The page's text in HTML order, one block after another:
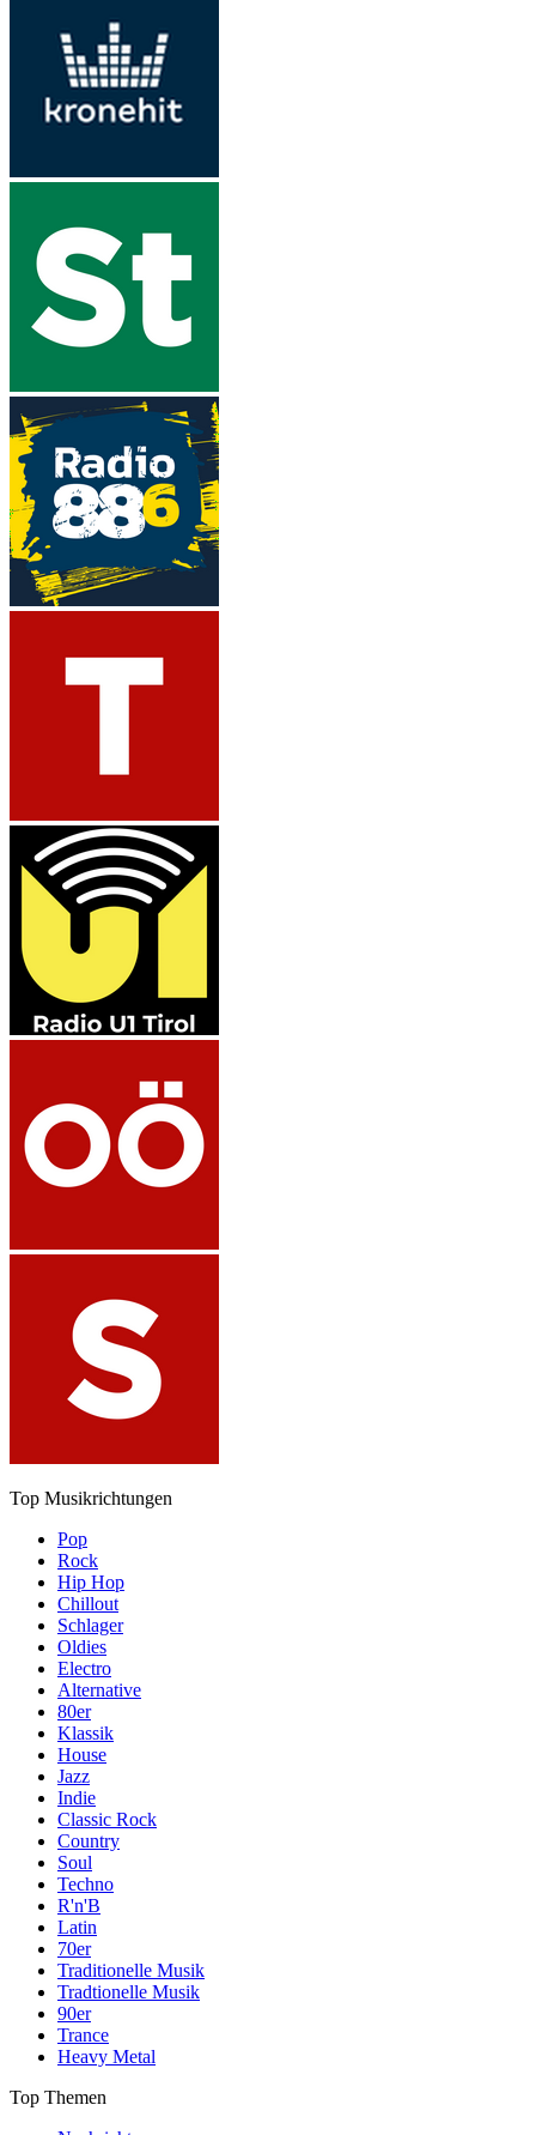
Top Musikrichtungen
Pop
Rock
Hip Hop
Chillout
Schlager
Oldies
Electro
Alternative
80er
Klassik
House
Jazz
Indie
Classic Rock
Country
Soul
Techno
R'n'B
Latin
70er
Traditionelle Musik
Tradtionelle Musik
90er
Trance
Heavy Metal
Top Themen